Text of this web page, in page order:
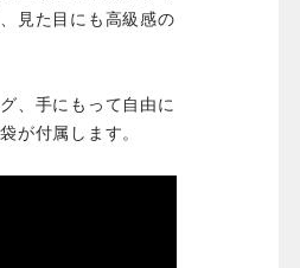
見た目にも高級感の
、手にもって自由に
が付属します。